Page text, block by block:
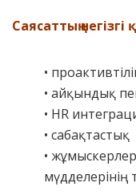
Cаясаттың
•
• айқындық
• HR
• сабақтастық
•
мүдделерінің